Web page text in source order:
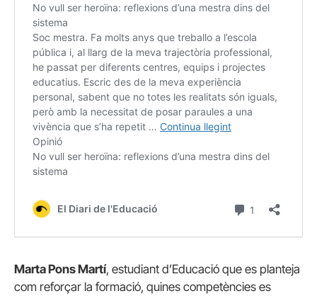
Marta Pons Martí, estudiant d’Educació que es planteja
com reforçar la formació, quines competències es